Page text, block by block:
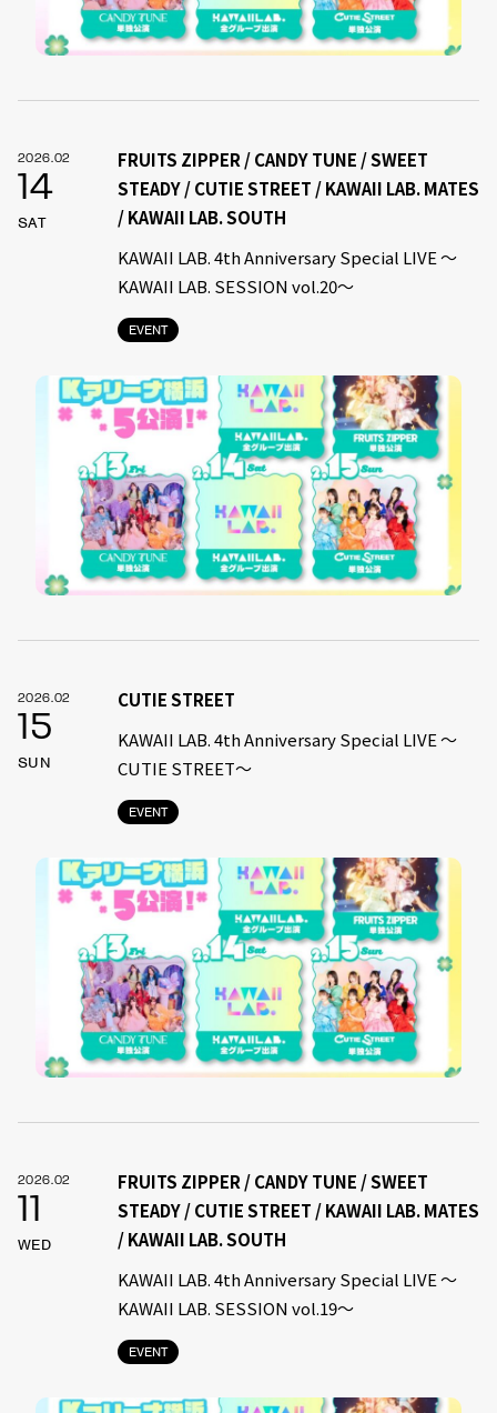
2026.02
14
SAT
EVENT
FRUITS ZIPPER / CANDY TUNE / SWEET
STEADY / CUTIE STREET / KAWAII LAB. MATES
/ KAWAII LAB. SOUTH
KAWAII LAB. 4th Anniversary Special LIVE 〜
KAWAII LAB. SESSION vol.20〜
2026.02
15
SUN
EVENT
CUTIE STREET
KAWAII LAB. 4th Anniversary Special LIVE 〜
CUTIE STREET〜
2026.02
11
WED
EVENT
FRUITS ZIPPER / CANDY TUNE / SWEET
STEADY / CUTIE STREET / KAWAII LAB. MATES
/ KAWAII LAB. SOUTH
KAWAII LAB. 4th Anniversary Special LIVE 〜
KAWAII LAB. SESSION vol.19〜